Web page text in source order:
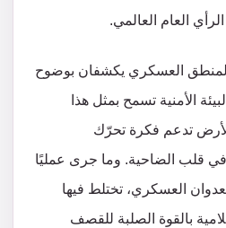
العام العالمي.
والمنطق العسكري يكشفان بوضوح
الأمنية تسمح بمثل هذا
الأرض تدعم فكرة تحرّك
قلب الضاحية. وما جرى عمليًا
العسكري، تختلط فيها
بالقوة الصلبة للقصف